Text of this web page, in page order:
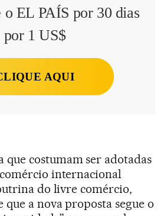
o EL PAÍS por 30 dias
por 1 US$
AQUI
que costumam ser adotadas
internacional
do livre comércio,
que a nova proposta segue o